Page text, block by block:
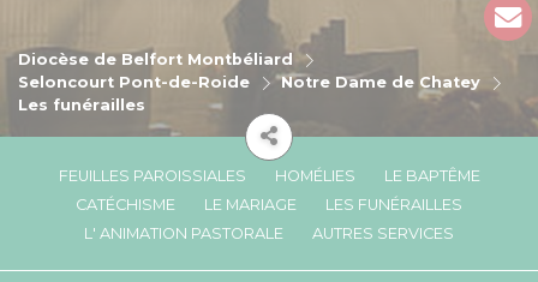
Diocèse de Belfort Montbéliard
Seloncourt Pont-de-Roide
Notre Dame de Chatey
Les funérailles
FEUILLES PAROISSIALES HOMÉLIES
LE BAPTÊME
CATÉCHISME
LE MARIAGE
LES FUNÉRAILLES
L' ANIMATION PASTORALE
AUTRES SERVICES